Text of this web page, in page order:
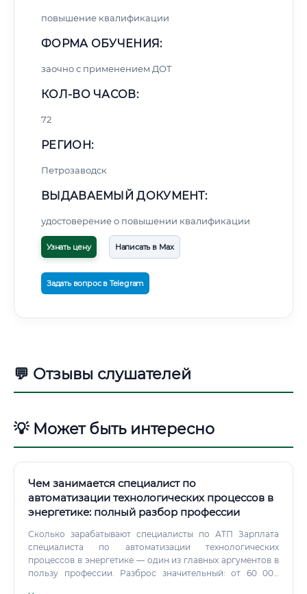
повышение квалификации
ФОРМА ОБУЧЕНИЯ:
заочно с применением ДОТ
КОЛ-ВО ЧАСОВ:
72
РЕГИОН:
Петрозаводск
ВЫДАВАЕМЫЙ ДОКУМЕНТ:
удостоверение о повышении квалификации
Узнать цену Написать в Max
Задать вопрос в Telegram
💬 Отзывы слушателей
💡 Может быть интересно
Чем занимается специалист по
автоматизации технологических процессов в
энергетике: полный разбор профессии
Сколько зарабатывают специалисты по АТП Зарплата
специалиста по автоматизации технологических
процессов в энергетике — один из главных аргументов в
пользу профессии. Разброс значительный: от 60 000